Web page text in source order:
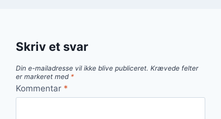
Skriv et svar
Din e-mailadresse vil ikke blive publiceret. Krævede felter
er markeret med *
Kommentar *